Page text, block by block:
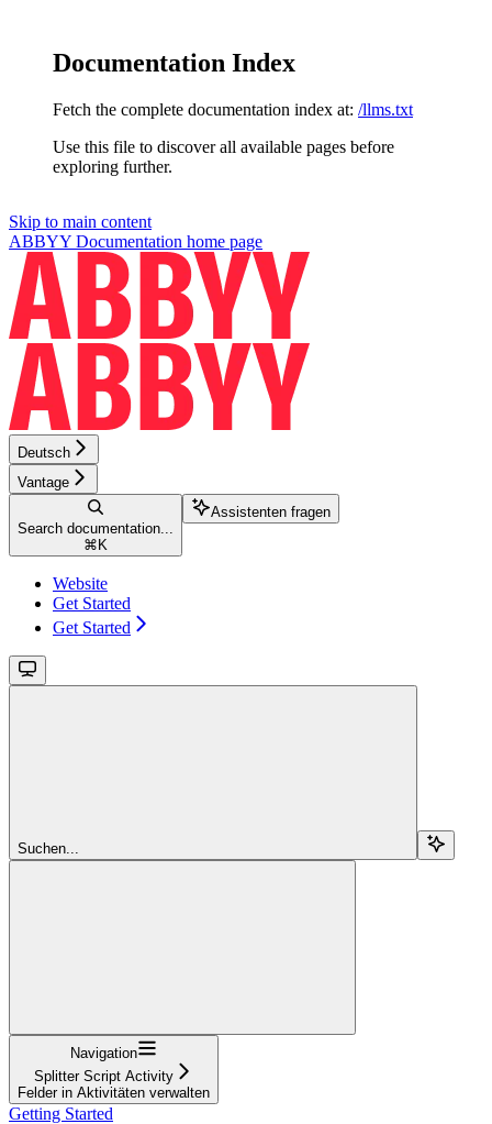
Documentation Index
Fetch the complete documentation index at: /llms.txt
Use this file to discover all available pages before
exploring further.
Skip to main content
ABBYY Documentation home page
Deutsch
Vantage
Search documentation...
⌘ K
Assistenten fragen
Website
Get Started
Get Started
Suchen...
Navigation
Splitter Script Activity
Felder in Aktivitäten verwalten
Getting Started